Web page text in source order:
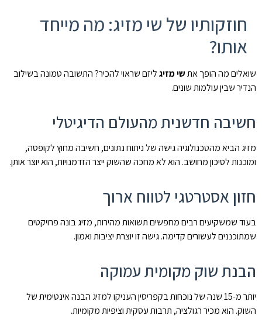
חוזקותיו של שי מזיג: מה מייחד
אותו?
שואלים מה הופך אתשי מזיגליזם שראוי להכיר? התשובה טמונה בשילוב
הנדיר שבין עולמות שונים.
חשיבה חדשנית מהעולם הדיגיטלי
מזיג הביא מהטכנולוגיה גישה של ניתוח נתונים, חשיבה מחוץ לקופסה,
ומוכנות לסיכון מחושב. הוא לא מחכה שהשוק ייצר הזדמנויות, הוא יוצר אותן.
חזון אסטרטגי לטווח ארוך
בעוד שמשקיעים רבים מחפשים תשואות מהירות, מזיג בונה פרויקטים
שמתוכננים לעשורים קדימה. גישה זו יוצרת יציבות ואמון.
הבנת שוק מקומית עמוקה
יותר מ-15 שנה של נוכחות בקפריסין העניקו למזיג הבנה אינטימית של
השוק. הוא מכיר רגולציה, תרבות עסקית וציפיות מקומיות.